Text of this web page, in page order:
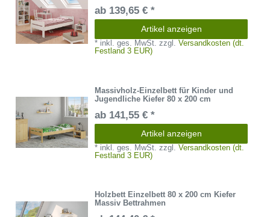
ab 139,65 € *
Artikel anzeigen
* inkl. ges. MwSt. zzgl.Versandkosten (dt.
Festland 3 EUR)
Massivholz-Einzelbett für Kinder und
Jugendliche Kiefer 80 x 200 cm
ab 141,55 € *
Artikel anzeigen
* inkl. ges. MwSt. zzgl.Versandkosten (dt.
Festland 3 EUR)
Holzbett Einzelbett 80 x 200 cm Kiefer
Massiv Bettrahmen